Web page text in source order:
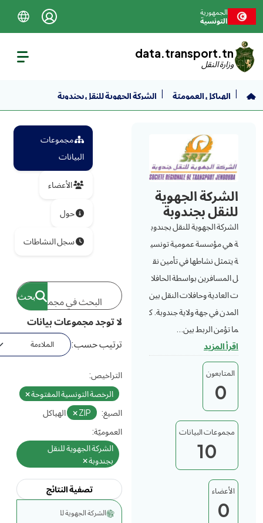
انتقل إلى المحتوى الرئيسي
الجمهورية
التونسية
data.transport.tn
وزارة النقل
الهياكل العموميّة الشركة الجهوية للنقل بجندوبة
مجموعات
البيانات
الأعضاء
حول
سجل النشاطات
ترتيب حسب
لا توجد مجموعات بيانات
التراخيص:
الرخصة التونسية المفتوحة
الصيغ:
ZIP
الهياكل
العموميّة:
الشركة الجهوية للنقل
بجندوبة
تصفية النتائج
الشركة الجهوية للنقل بجندوبة
الشركة الجهوية
للنقل بجندوبة
الشركة الجهوية للنقل بجندوب
ة هي مؤسسة عمومية تونسي
ة يتمثل نشاطها في تأمين نق
ل المسافرين بواسطة الحافلا
ت العادية وحافلات النقل بين
المدن في جهة ولاية جندوبة. ك
ما تؤمن الربط بين...
اقرأ المزيد
المتابعون
0
مجموعات البيانات
10
الأعضاء
0